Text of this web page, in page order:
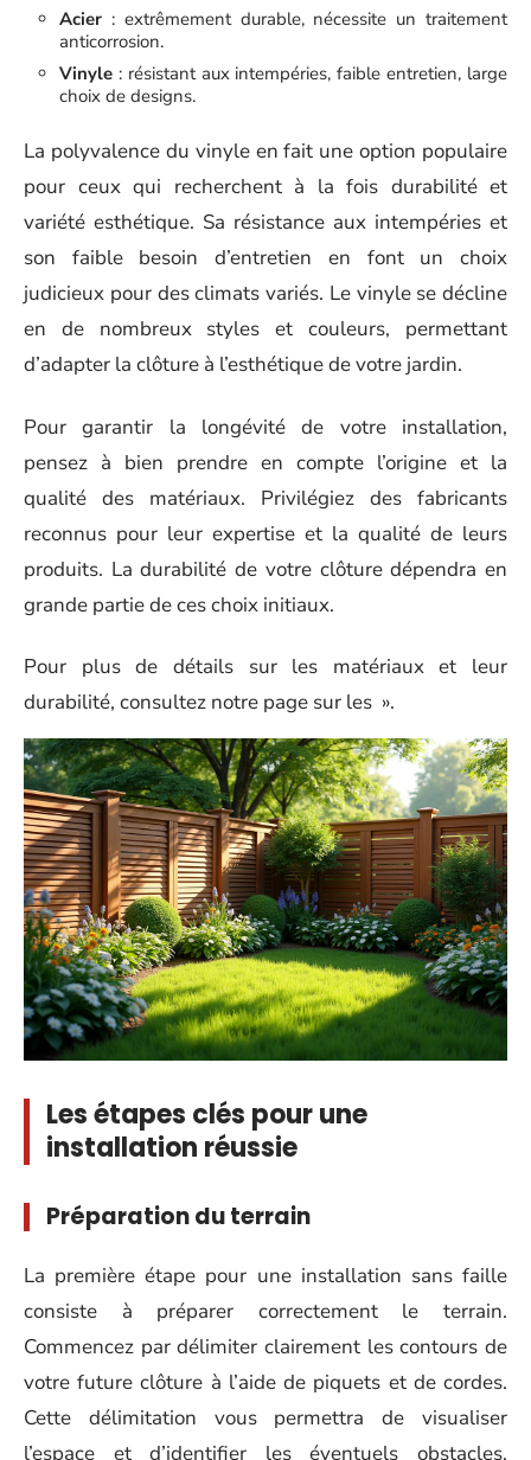
Acier : extrêmement durable, nécessite un traitement
anticorrosion.
Vinyle : résistant aux intempéries, faible entretien, large
choix de designs.
La polyvalence du vinyle en fait une option populaire
pour ceux qui recherchent à la fois durabilité et
variété esthétique. Sa résistance aux intempéries et
son faible besoin d’entretien en font un choix
judicieux pour des climats variés. Le vinyle se décline
en de nombreux styles et couleurs, permettant
d’adapter la clôture à l’esthétique de votre jardin.
Pour garantir la longévité de votre installation,
pensez à bien prendre en compte l’origine et la
qualité des matériaux. Privilégiez des fabricants
reconnus pour leur expertise et la qualité de leurs
produits. La durabilité de votre clôture dépendra en
grande partie de ces choix initiaux.
Pour plus de détails sur les matériaux et leur
durabilité, consultez notre page sur les ».
Les étapes clés pour une
installation réussie
Préparation du terrain
La première étape pour une installation sans faille
consiste à préparer correctement le terrain.
Commencez par délimiter clairement les contours de
votre future clôture à l’aide de piquets et de cordes.
Cette délimitation vous permettra de visualiser
l’espace et d’identifier les éventuels obstacles.